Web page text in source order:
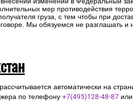
мер противодействия
груза, с тем чтобы при
Мы обязуемся не разглашать и
автоматически на
по телефону +7(495)128-48-87